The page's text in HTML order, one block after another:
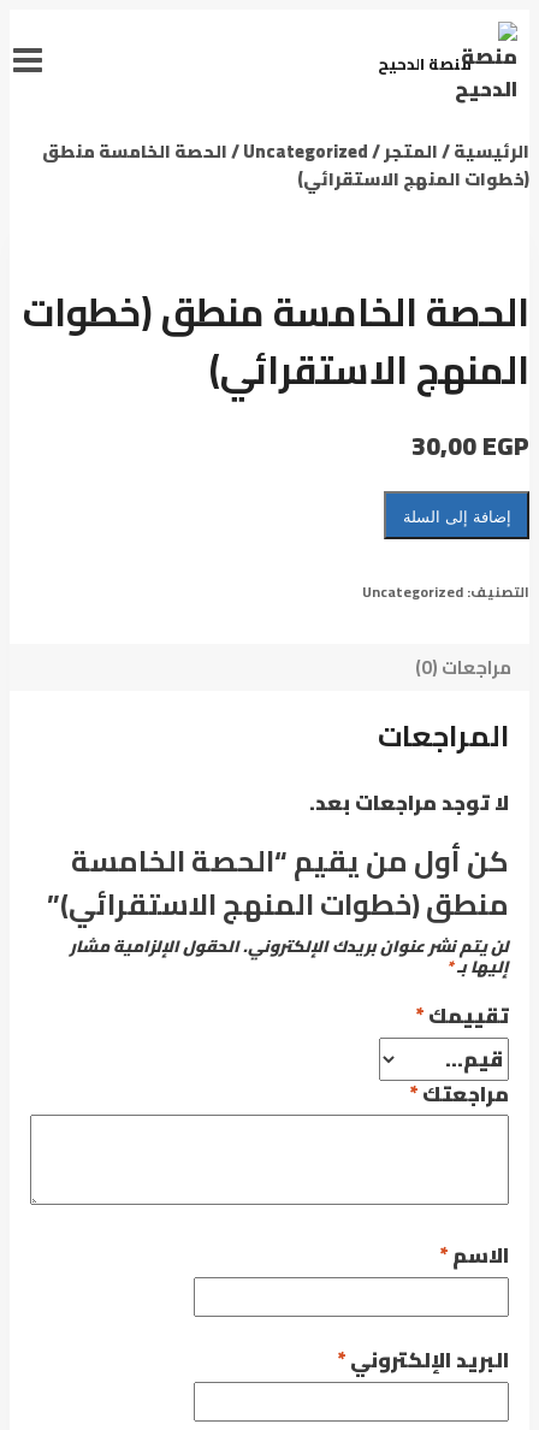
منصة الدحيح
الرئيسية/المتجر/
Uncategorized
/الحصة الخامسة منطق
(خطوات المنهج الاستقرائي)
الحصة الخامسة منطق (خطوات
المنهج الاستقرائي)
30,00EGP
إضافة إلى السلة
التصنيف:Uncategorized
مراجعات (0)
المراجعات
لا توجد مراجعات بعد.
كن أول من يقيم “الحصة الخامسة
منطق (خطوات المنهج الاستقرائي)”
لن يتم نشر عنوان بريدك الإلكتروني.الحقول الإلزامية مشار
إليها بـ*
تقييمك*
مراجعتك*
الاسم*
البريد الإلكتروني*